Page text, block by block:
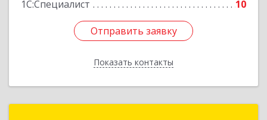
1С:Специалист
10
Отправить заявку
Показать контакты
Отправить заявку
Назад